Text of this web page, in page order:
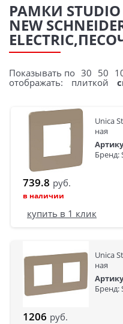
РАМКИ STUDIO
NEW
Показывать по 30 50
отображать:
плиткой
Unica
ная
Бренд:
739.8 руб.
в наличии
купить в 1 клик
Unica
ная
Бренд:
1206 руб.